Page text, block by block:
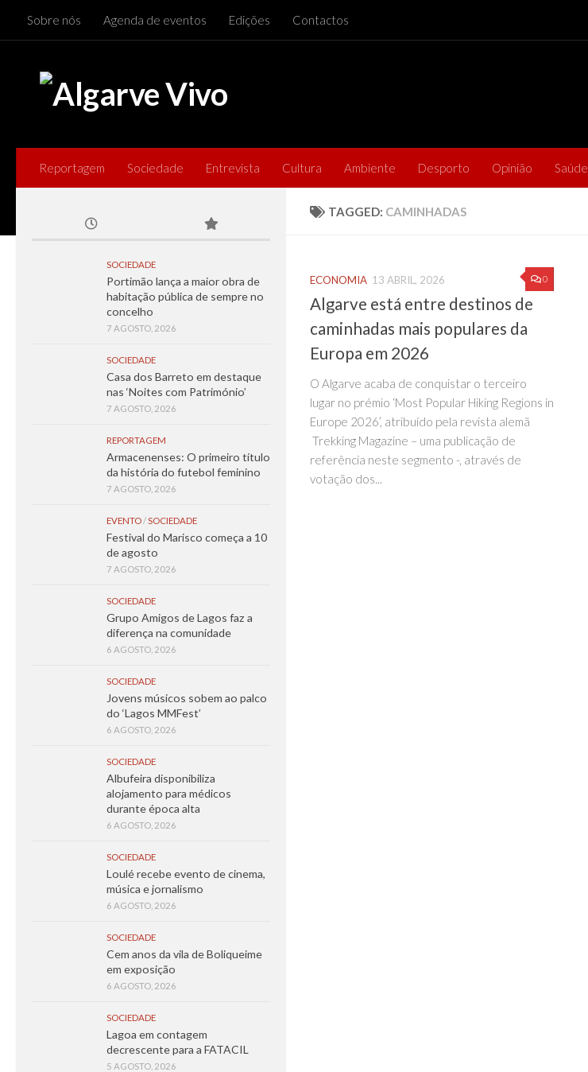
Skip to content
Sobre nós Agenda de eventos Edições Contactos
Reportagem Sociedade Entrevista Cultura Ambiente Desporto Opinião Saúde
TAGGED: CAMINHADAS
0
ECONOMIA 13 ABRIL, 2026
Algarve está entre destinos de
caminhadas mais populares da
Europa em 2026
O Algarve acaba de conquistar o terceiro
lugar no prémio ‘Most Popular Hiking Regions in
Europe 2026’, atribuído pela revista alemã
Trekking Magazine – uma publicação de
referência neste segmento -, através de
votação dos...
SOCIEDADE
Portimão lança a maior obra de
habitação pública de sempre no
concelho
7 AGOSTO, 2026
SOCIEDADE
Casa dos Barreto em destaque
nas ‘Noites com Património’
7 AGOSTO, 2026
REPORTAGEM
Armacenenses: O primeiro título
da história do futebol feminino
7 AGOSTO, 2026
EVENTO/SOCIEDADE
Festival do Marisco começa a 10
de agosto
7 AGOSTO, 2026
SOCIEDADE
Grupo Amigos de Lagos faz a
diferença na comunidade
6 AGOSTO, 2026
SOCIEDADE
Jovens músicos sobem ao palco
do ‘Lagos MMFest’
6 AGOSTO, 2026
SOCIEDADE
Albufeira disponibiliza
alojamento para médicos
durante época alta
6 AGOSTO, 2026
SOCIEDADE
Loulé recebe evento de cinema,
música e jornalismo
6 AGOSTO, 2026
SOCIEDADE
Cem anos da vila de Boliqueime
em exposição
6 AGOSTO, 2026
SOCIEDADE
Lagoa em contagem
decrescente para a FATACIL
5 AGOSTO, 2026